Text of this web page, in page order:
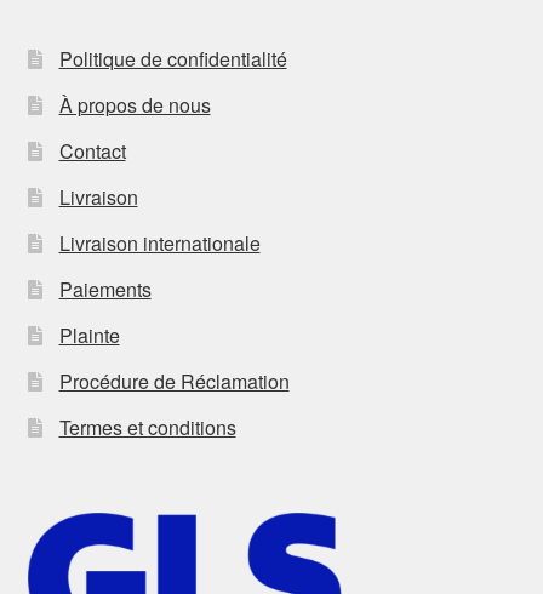
Politique de confidentialité
À propos de nous
Contact
Livraison
Livraison internationale
Paiements
Plainte
Procédure de Réclamation
Termes et conditions